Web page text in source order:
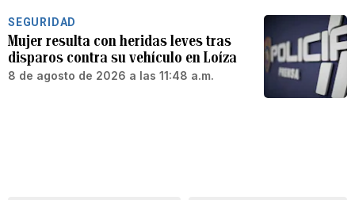
SEGURIDAD
Mujer resulta con heridas leves tras
disparos contra su vehículo en Loíza
8 de agosto de 2026 a las 11:48 a.m.